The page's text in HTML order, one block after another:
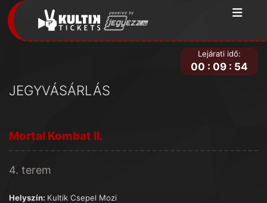
JEGYVÁSÁRLÁS
Lejárati idő:
00 : 09 : 54
Mortal Kombat II.
4. terem
Helyszín: Kultik Csepel Mozi